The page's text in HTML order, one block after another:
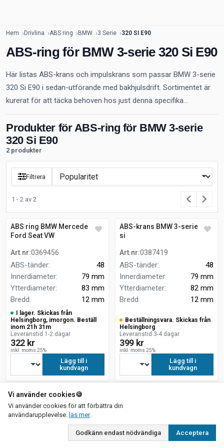
Hem Drivlina ABS ring BMW 3 Serie 320 SI E90
ABS-ring för BMW 3-serie 320 Si E90
Här listas ABS-krans och impulskrans som passar BMW 3-serie
320 Si E90 i sedan-utförande med bakhjulsdrift. Sortimentet är
kurerat för att täcka behoven hos just denna specifika...
Produkter för ABS-ring för BMW 3-serie
320 Si E90
2 produkter
Filtrera
1 - 2 av 2
ABS ring BMW Mercedes
Ford Seat VW
Art.nr:0369456
ABS-tänder:
48
Innerdiameter:
79 mm
Ytterdiameter:
83 mm
Bredd: 12 mm
I lager. Skickas från
Helsingborg, imorgon. Beställ
inom 21h 31m
Leveranstid 1-2 dagar
322 kr
inkl. moms 25%
Lägg till i
kundvagn
ABS-krans BMW 3-serie 320
si
Art.nr:0387419
ABS-tänder:
48
Innerdiameter:
79 mm
Ytterdiameter:
82 mm
Bredd: 12 mm
Beställningsvara. Skickas från
Helsingborg
Leveranstid 3-4 dagar
399 kr
inkl. moms 25%
Lägg till i
kundvagn
Vi använder cookies🍪
Vi använder cookies för att förbättra din
användarupplevelse. läs merom vår integritetspolicy
.
Godkänn endast nödvändiga Acceptera